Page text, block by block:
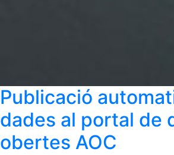
Publicació
dades al portal de
obertes AOC